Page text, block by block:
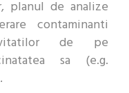
planul de analize
contaminanti
de pe
sa (e.g.